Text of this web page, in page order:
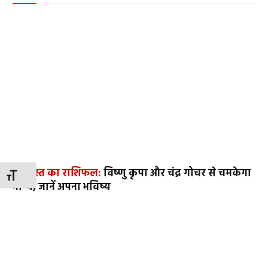
TOGGLE FONT SIZE
6 अगस्त का राशिफल:विष्णु कृपा और चंद्र गोचर से चमकेगा
भाग्य, जानें अपना भविष्य